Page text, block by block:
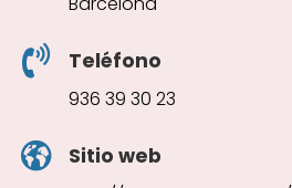
Teléfono
936 39 30 23
Sitio web